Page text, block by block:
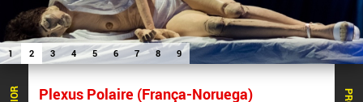
1 2 3 4 5 6 7 8 9
Plexus Polaire (França-Noruega)